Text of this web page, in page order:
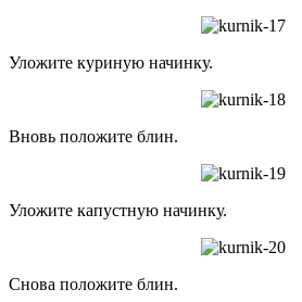
Уложите куриную начинку.
Вновь положите блин.
Уложите капустную начинку.
Снова положите блин.